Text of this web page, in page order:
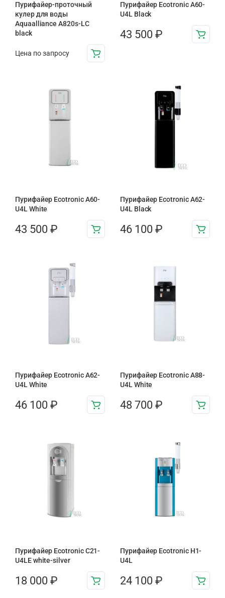
Пурифайер-проточный
кулер для воды
Aquaalliance A820s-LC
black
Цена по запросу
Пурифайер Ecotronic A60-
U4L Black
43 500 ₽
Пурифайер Ecotronic A60-
U4L White
43 500 ₽
Пурифайер Ecotronic A62-
U4L Black
46 100 ₽
Пурифайер Ecotronic A62-
U4L White
46 100 ₽
Пурифайер Ecotronic A88-
U4L White
48 700 ₽
Пурифайер Ecotronic C21-
U4LE white-silver
18 000 ₽
Пурифайер Ecotronic H1-
U4L
24 100 ₽